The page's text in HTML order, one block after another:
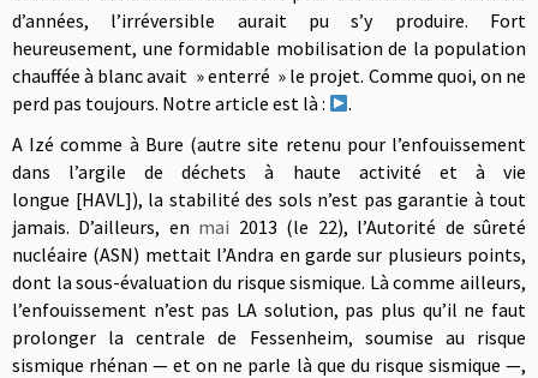
d’années, l’irréversible aurait pu s’y produire. Fort
heureusement, une formidable mobilisation de la population
chauffée à blanc avait » enterré » le projet. Comme quoi, on ne
perd pas toujours. Notre article est là :
.
A Izé comme à Bure (autre site retenu pour l’enfouissement
dans l’argile de déchets à haute activité et à vie
longue [HAVL]), la stabilité des sols n’est pas garantie à tout
jamais. D’ailleurs, en mai 2013 (le 22), l’Autorité de sûreté
nucléaire (ASN) mettait l’Andra en garde sur plusieurs points,
dont la sous-évaluation du risque sismique. Là comme ailleurs,
l’enfouissement n’est pas LA solution, pas plus qu’il ne faut
prolonger la centrale de Fessenheim, soumise au risque
sismique rhénan — et on ne parle là que du risque sismique —,